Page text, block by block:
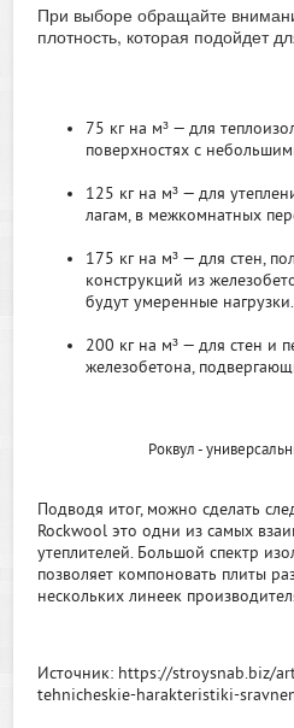
При выборе обращайте
плотность, которая подойдет
75 кг на м³ — для
поверхностях с
125 кг на м³ — для
лагам, в межкомнатных
175 кг на м³ — для стен,
конструкций из
будут умеренные нагрузки.
200 кг на м³ — для стен и
железобетона,
Роквул -
Подводя итог, можно сделать
Rockwool это одни из самых
утеплителей. Большой спектр
позволяет компоновать плиты
нескольких линеек
Источник: https://stroysnab.biz/
tehnicheskie-harakteristiki-